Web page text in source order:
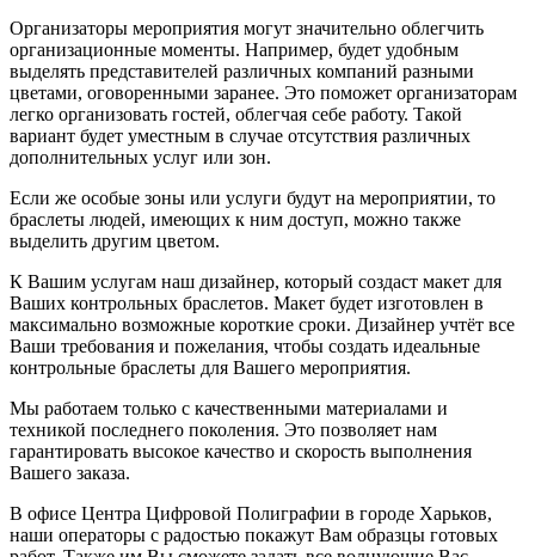
Организаторы мероприятия могут значительно облегчить
организационные моменты. Например, будет удобным
выделять представителей различных компаний разными
цветами, оговоренными заранее. Это поможет организаторам
легко организовать гостей, облегчая себе работу. Такой
вариант будет уместным в случае отсутствия различных
дополнительных услуг или зон.
Если же особые зоны или услуги будут на мероприятии, то
браслеты людей, имеющих к ним доступ, можно также
выделить другим цветом.
К Вашим услугам наш дизайнер, который создаст макет для
Ваших контрольных браслетов. Макет будет изготовлен в
максимально возможные короткие сроки. Дизайнер учтёт все
Ваши требования и пожелания, чтобы создать идеальные
контрольные браслеты для Вашего мероприятия.
Мы работаем только с качественными материалами и
техникой последнего поколения. Это позволяет нам
гарантировать высокое качество и скорость выполнения
Вашего заказа.
В офисе Центра Цифровой Полиграфии в городе Харьков,
наши операторы с радостью покажут Вам образцы готовых